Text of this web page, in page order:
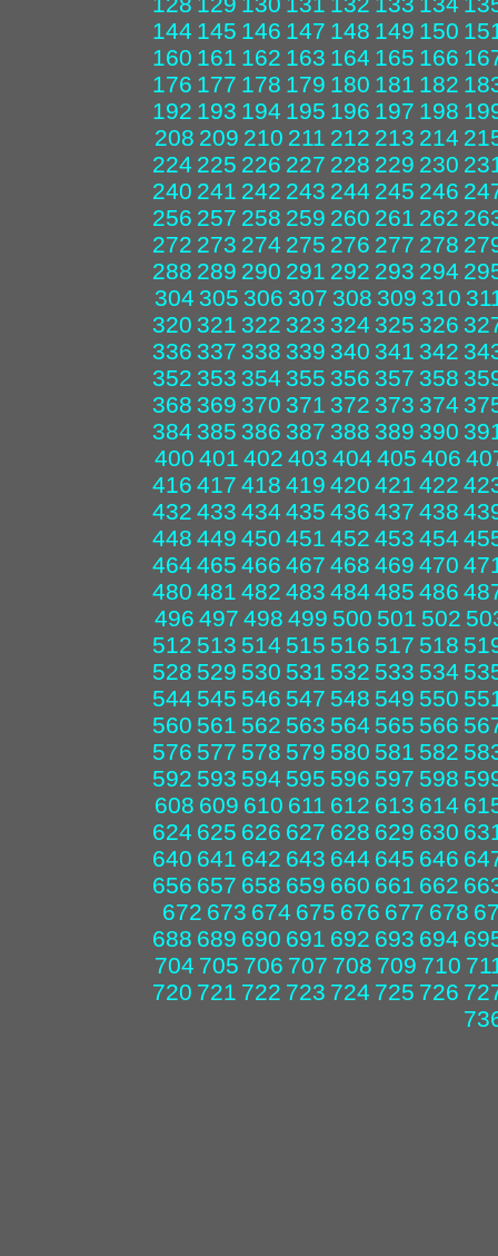
144 145 146 147 148 149 150
160 161 162 163 164 165 166
176 177 178 179 180 181 182
192 193 194 195 196 197 198
208 209 210 211 212 213 214
224 225 226 227 228 229 230
240 241 242 243 244 245 246
256 257 258 259 260 261 262
272 273 274 275 276 277 278
288 289 290 291 292 293 294
304 305 306 307 308 309 310
320 321 322 323 324 325 326
336 337 338 339 340 341 342
352 353 354 355 356 357 358
368 369 370 371 372 373 374
384 385 386 387 388 389 390
400 401 402 403 404 405 406
416 417 418 419 420 421 422
432 433 434 435 436 437 438
448 449 450 451 452 453 454
464 465 466 467 468 469 470
480 481 482 483 484 485 486
496 497 498 499 500 501 502
512 513 514 515 516 517 518
528 529 530 531 532 533 534
544 545 546 547 548 549 550
560 561 562 563 564 565 566
576 577 578 579 580 581 582
592 593 594 595 596 597 598
608 609 610 611 612 613 614
624 625 626 627 628 629 630
640 641 642 643 644 645 646
656 657 658 659 660 661 662
672 673 674 675 676 677 678
688 689 690 691 692 693 694
704 705 706 707 708 709 710
720 721 722 723 724 725 726